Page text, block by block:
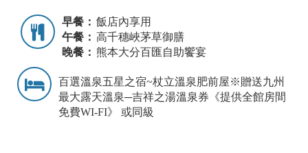
早餐： 飯店內享用
午餐： 高千穗峽茅草御膳
晚餐： 熊本大分百匯自助饗宴
百選溫泉五星之宿~杖立溫泉肥前屋※贈送九州
最大露天溫泉─吉祥之湯溫泉券《提供全館房間
免費WI-FI》 或同級